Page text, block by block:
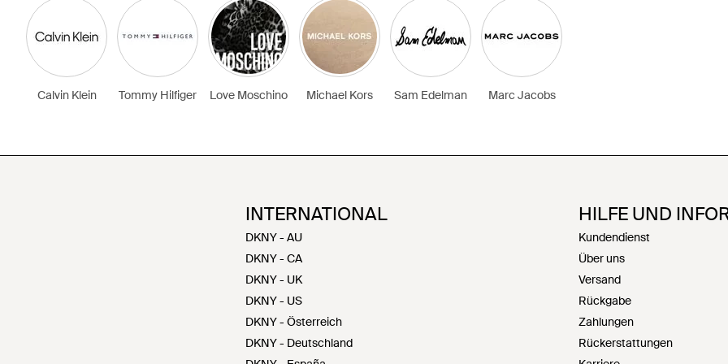
Calvin Klein Tommy Hilfiger Love Moschino Michael Kors Sam Edelman Marc Jacobs
INTERNATIONAL
DKNY - AU
DKNY - CA
DKNY - UK
DKNY - US
DKNY - Österreich
DKNY - Deutschland
HILFE UND
Kundendienst
Über uns
Versand
Rückgabe
Zahlungen
Rückerstattungen